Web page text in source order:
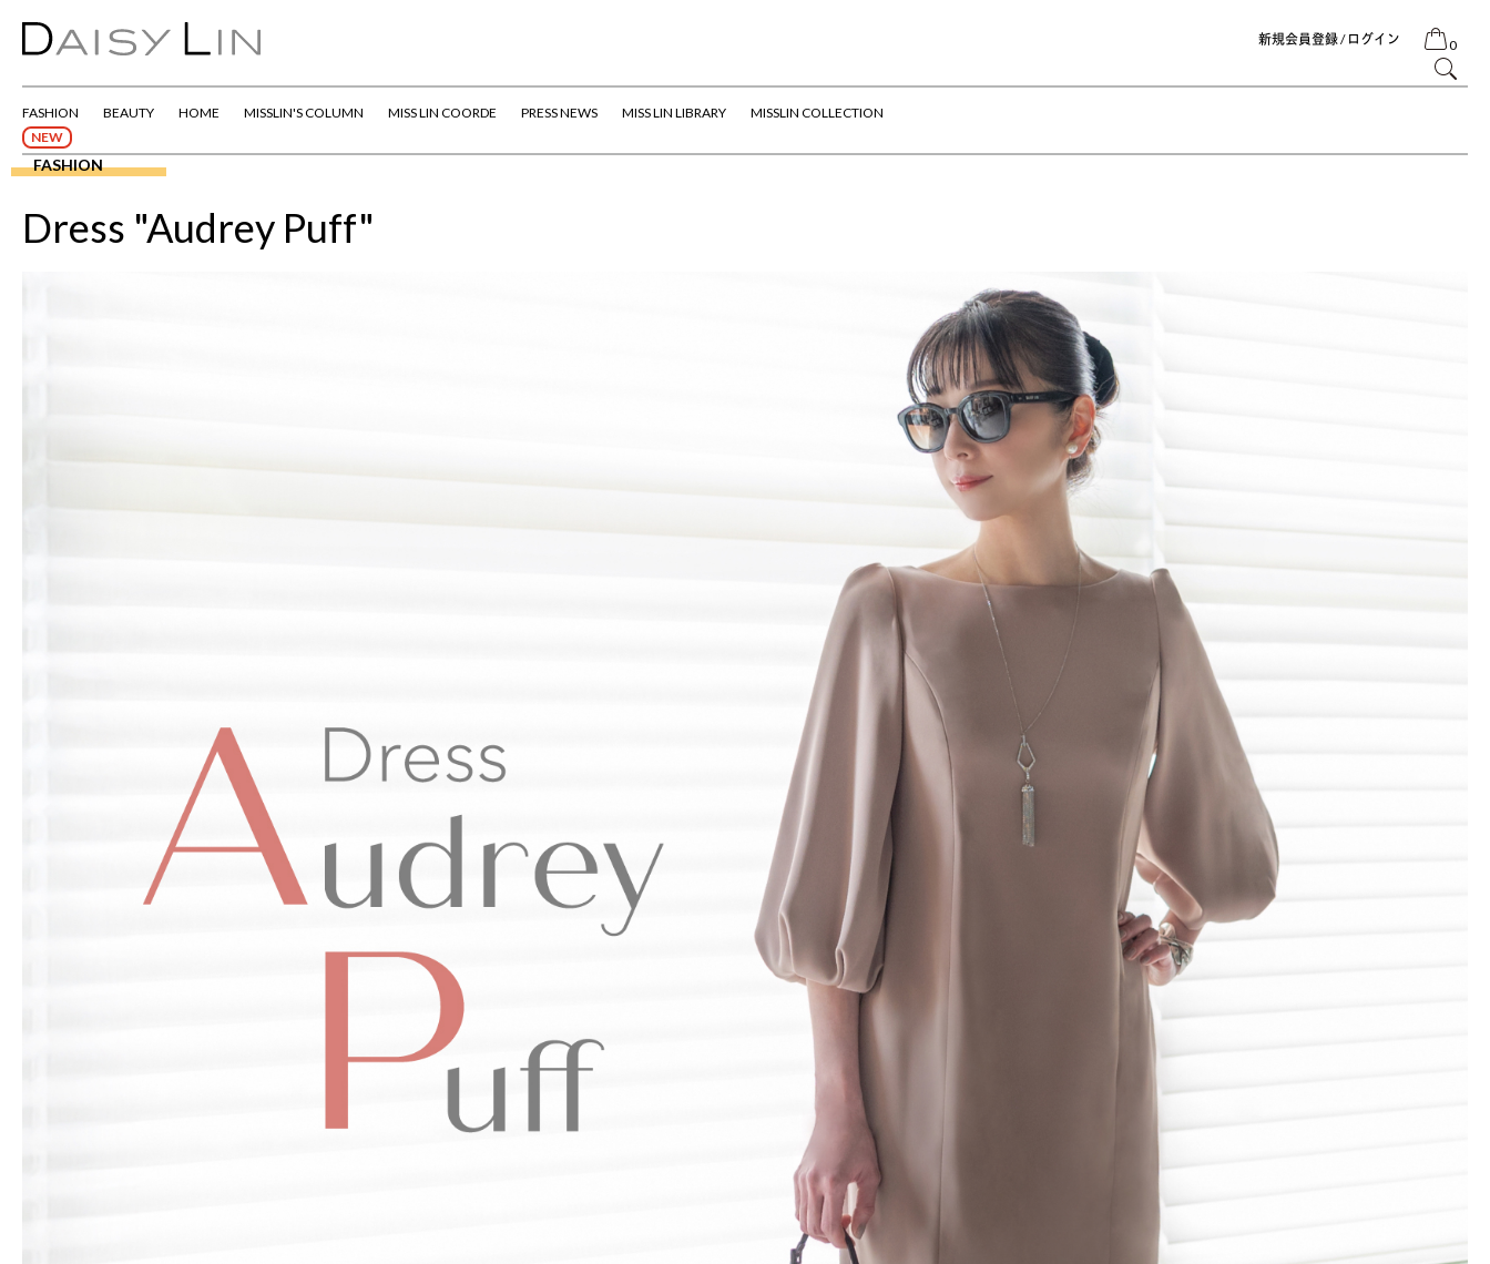
新規会員登録 / ログイン 0
FASHION
NEW
BEAUTY HOME MISSLIN'S COLUMN MISS LIN COORDE PRESS NEWS MISS LIN LIBRARY MISSLIN COLLECTION
FASHION
Dress "Audrey Puff"